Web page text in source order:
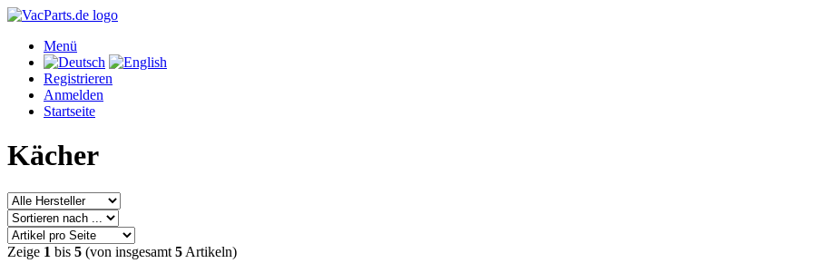
Menü
Registrieren
Anmelden
Startseite
Kächer
Zeige 1 bis 5 (von insgesamt 5 Artikeln)